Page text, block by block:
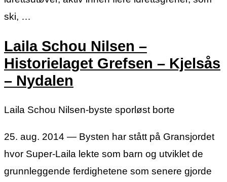
ski, …
Laila Schou Nilsen –
Historielaget Grefsen – Kjelsås
– Nydalen
Laila Schou Nilsen-byste sporløst borte
25. aug. 2014 — Bysten har stått på Gransjordet
hvor Super-Laila lekte som barn og utviklet de
grunnleggende ferdighetene som senere gjorde